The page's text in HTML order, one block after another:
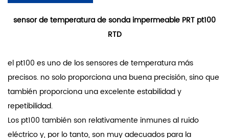
sensor de temperatura de sonda impermeable PRT pt100
RTD
el pt100 es uno de los sensores de temperatura más
precisos. no solo proporciona una buena precisión, sino que
también proporciona una excelente estabilidad y
repetibilidad.
Los pt100 también son relativamente inmunes al ruido
eléctrico y, por lo tanto, son muy adecuados para la